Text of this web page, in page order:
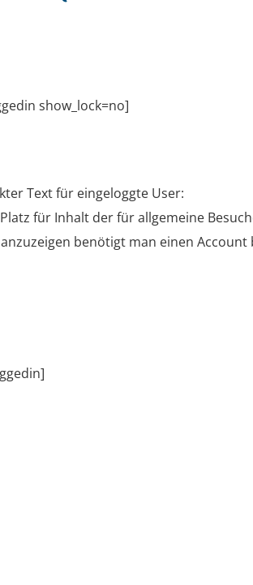
show_lock=no]
Text für eingeloggte User:
für Inhalt der für allgemeine
benötigt man einen Account